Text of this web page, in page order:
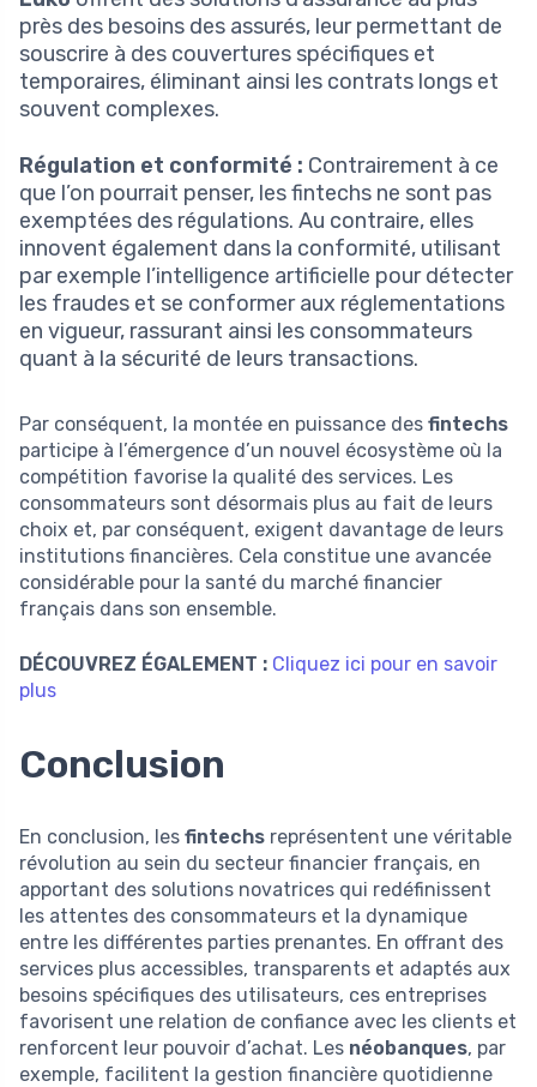
près des besoins des assurés, leur permettant de
souscrire à des couvertures spécifiques et
temporaires, éliminant ainsi les contrats longs et
souvent complexes.
Régulation et conformité : Contrairement à ce
que l’on pourrait penser, les fintechs ne sont pas
exemptées des régulations. Au contraire, elles
innovent également dans la conformité, utilisant
par exemple l’intelligence artificielle pour détecter
les fraudes et se conformer aux réglementations
en vigueur, rassurant ainsi les consommateurs
quant à la sécurité de leurs transactions.
Par conséquent, la montée en puissance des fintechs
participe à l’émergence d’un nouvel écosystème où la
compétition favorise la qualité des services. Les
consommateurs sont désormais plus au fait de leurs
choix et, par conséquent, exigent davantage de leurs
institutions financières. Cela constitue une avancée
considérable pour la santé du marché financier
français dans son ensemble.
DÉCOUVREZ ÉGALEMENT : Cliquez ici pour en savoir
plus
Conclusion
En conclusion, les fintechs représentent une véritable
révolution au sein du secteur financier français, en
apportant des solutions novatrices qui redéfinissent
les attentes des consommateurs et la dynamique
entre les différentes parties prenantes. En offrant des
services plus accessibles, transparents et adaptés aux
besoins spécifiques des utilisateurs, ces entreprises
favorisent une relation de confiance avec les clients et
renforcent leur pouvoir d’achat. Les néobanques, par
exemple, facilitent la gestion financière quotidienne